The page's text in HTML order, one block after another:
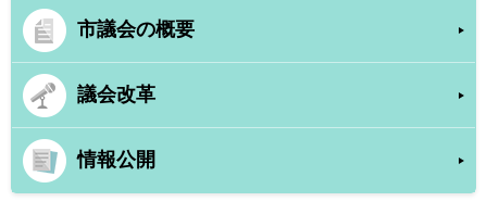
市議会の概要
議会改革
情報公開